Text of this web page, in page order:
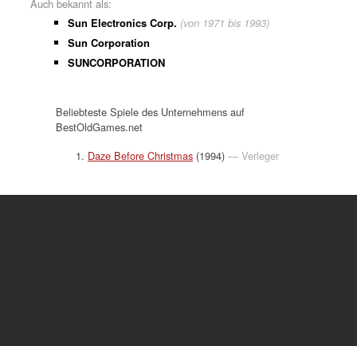
Auch bekannt als:
Sun Electronics Corp. (von 1971 bis 1993)
Sun Corporation
SUNCORPORATION
Beliebteste Spiele des Unternehmens auf
BestOldGames.net
Daze Before Christmas (1994) — Verleger